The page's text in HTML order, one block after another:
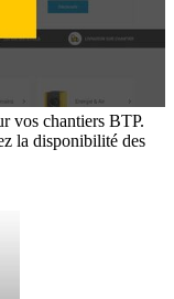
vos chantiers BTP.
la disponibilité des